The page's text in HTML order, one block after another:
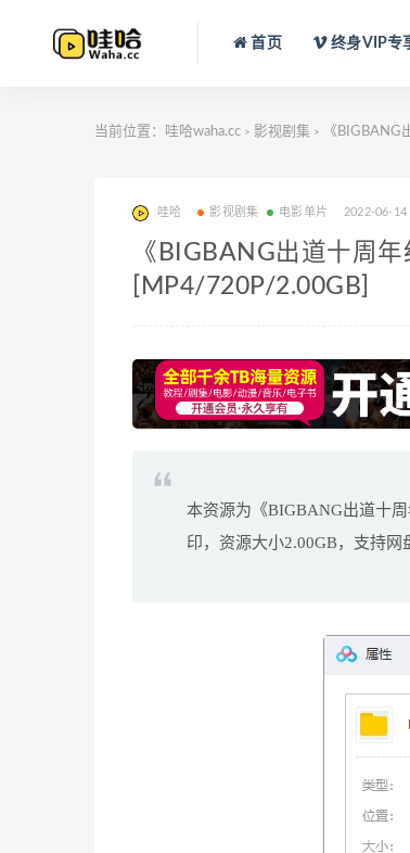
首页 终身VIP专
当前位置： 哇哈waha.cc > 影视剧集 > 《BIGBANG
哇哈 影视剧集 电影单片 2022-06-14
《BIGBANG出道十周
[MP4/720P/2.00GB]
本资源为《BIGBANG出道十
印，资源大小2.00GB，支持网